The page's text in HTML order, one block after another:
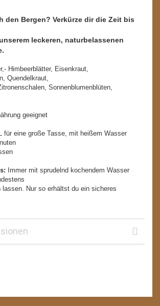
den Bergen? Verkürze dir die Zeit bis
leckeren, naturbelassenen
Himbeerblätter, Eisenkraut,
Quendelkraut,
Sonnenblumenblüten,
geeignet
für eine große Tasse, mit heißem Wasser
Immer mit sprudelnd kochendem Wasser
lassen. Nur so erhältst du ein sicheres